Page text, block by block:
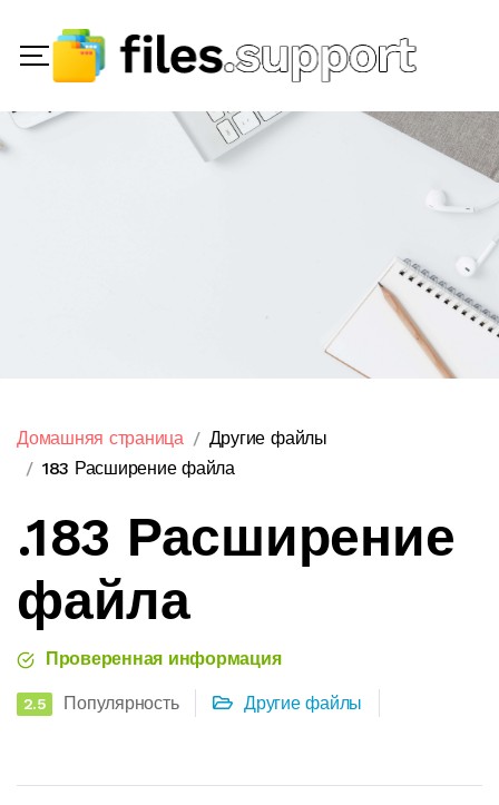
Домашняя страница
Другие файлы
183 Расширение файла
.183 Расширение
файла
Проверенная информация
2.5 Популярность Другие файлы